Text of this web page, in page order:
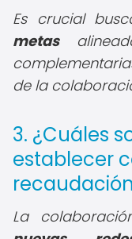
Es crucial
metas
de la
3. ¿Cuáles
establecer
La